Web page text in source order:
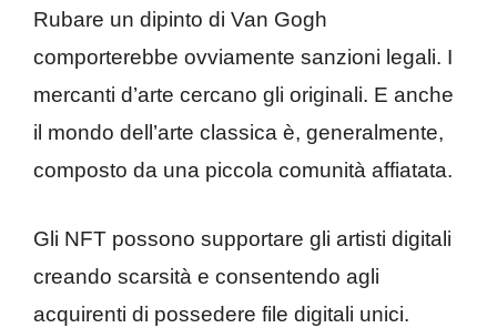
Rubare un dipinto di Van Gogh
comporterebbe ovviamente sanzioni legali. I
mercanti d’arte cercano gli originali. E anche
il mondo dell’arte classica è, generalmente,
composto da una piccola comunità affiatata.
Gli NFT possono supportare gli artisti digitali
creando scarsità e consentendo agli
acquirenti di possedere file digitali unici.